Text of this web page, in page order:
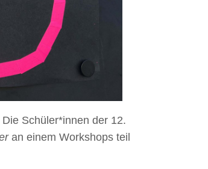
Schüler*innen der 12.
an einem Workshops teil